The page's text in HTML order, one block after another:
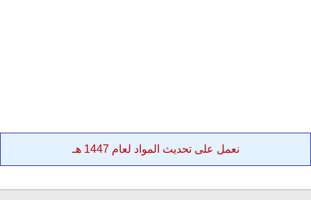
نعمل على تحديث المواد لعام 1447 هـ